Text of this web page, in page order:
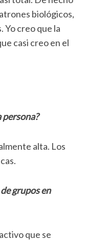
biológicos,
Yo creo que la
casi creo en el
persona?
alta. Los
grupos en
que se